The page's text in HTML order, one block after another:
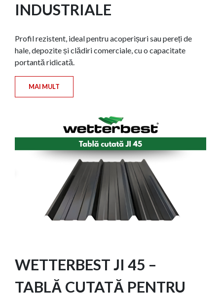
INDUSTRIALE
Profil rezistent, ideal pentru acoperișuri sau pereți de
hale, depozite și clădiri comerciale, cu o capacitate
portantă ridicată.
MAI MULT
WETTERBEST JI 45 –
TABLĂ CUTATĂ PENTRU